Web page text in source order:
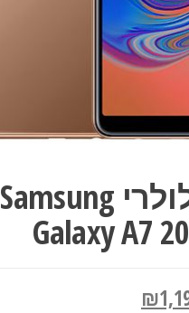
טלפון סלולרי Samsung
Galaxy A7
₪